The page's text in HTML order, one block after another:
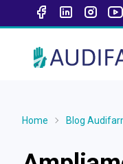
Home Blog